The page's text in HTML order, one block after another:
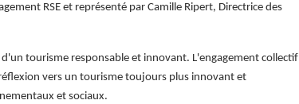
RSE et représenté par Camille Ripert, Directrice des
tourisme responsable et innovant. L'engagement collectif
vers un tourisme toujours plus innovant et
et sociaux.